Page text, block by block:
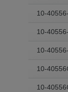
10-
10-
10-
10-
10-